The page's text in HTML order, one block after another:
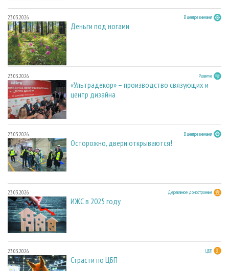
23.03.2026 В центре внимания
Деньги под ногами
23.03.2026 Развитие
«Ультрадекор» – производство связующих и
центр дизайна
23.03.2026 В центре внимания
Осторожно, двери открываются!
23.03.2026 Деревянное домостроение
ИЖС в 2025 году
23.03.2026 ЦБП
Страсти по ЦБП